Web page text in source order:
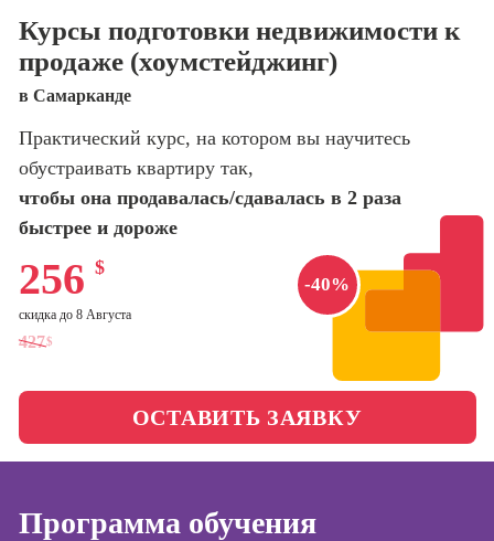
Школа дизайна
Школа нейросетей и
Школа психологии
Школа актерского
мастерства
Школа бизнеса и
управления
Фотошкола
Школа медиа
поисковой
сайтов)
Интернет-
маркетолог
Профессия
Менеджер по
маркетингу в
социальных
Профессия
Специалист по
Курсы подготовки недвижимости к
продаже (хоумстейджинг)
в Самарканде
Практический курс, на котором вы научитесь
обустраивать квартиру так,
чтобы она продавалась/сдавалась в 2 раза
быстрее и дороже
-40%
427$
256 $
скидка до 8 Августа
ОСТАВИТЬ ЗАЯВКУ
Программа обучения